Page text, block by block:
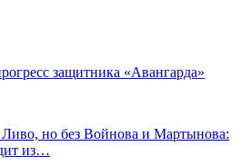
защитника «Авангарда»
но без Войнова и Мартынова:
из…